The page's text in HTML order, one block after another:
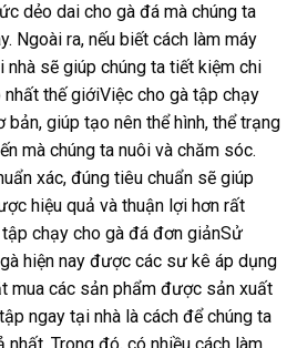
dẻo dai cho gà đá mà chúng ta
Ngoài ra, nếu biết cách làm máy
sẽ giúp chúng ta tiết kiệm chi
thế giớiViệc cho gà tập chạy
bản, giúp tạo nên thể hình, thể trạng
mà chúng ta nuôi và chăm sóc.
xác, đúng tiêu chuẩn sẽ giúp
hiệu quả và thuận lợi hơn rất
tập chạy cho gà đá đơn giảnSử
hiện nay được các sư kê áp dụng
mua các sản phẩm được sản xuất
ngay tại nhà là cách để chúng ta